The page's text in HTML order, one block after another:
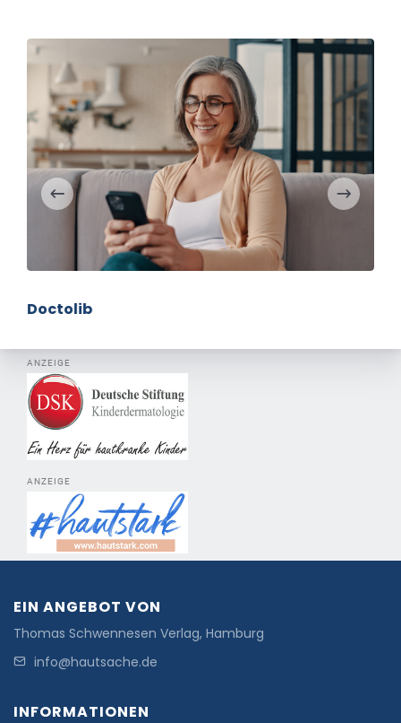
Doctolib
ANZEIGE
ANZEIGE
EIN ANGEBOT VON
Thomas Schwennesen Verlag, Hamburg
info@hautsache.de
INFORMATIONEN